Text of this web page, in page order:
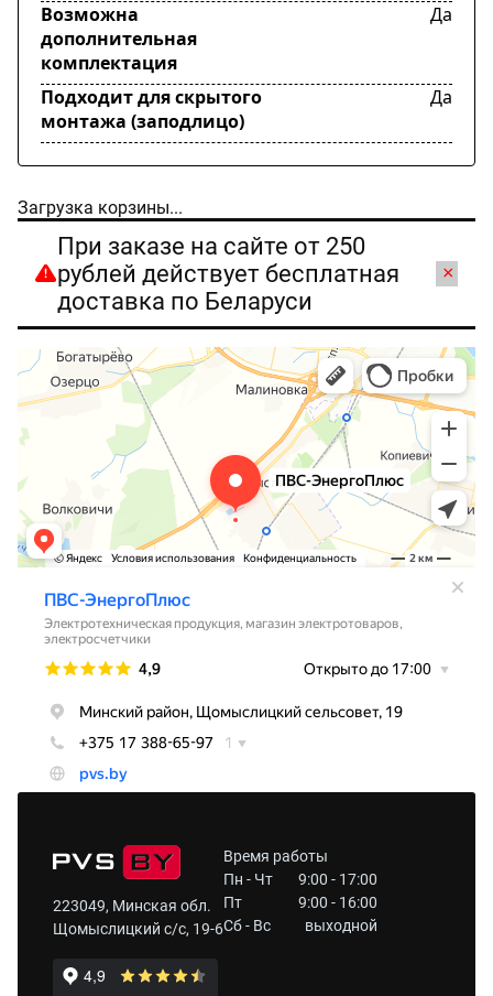
Возможна
дополнительная
комплектация
Да
Подходит для скрытого
монтажа (заподлицо)
Да
Загрузка корзины...
При заказе на сайте от 250
рублей действует бесплатная
доставка по Беларуси
×
223049, Минская обл.
Щомыслицкий с/с, 19-6
Время работы
Пн - Чт
9:00 - 17:00
Пт
9:00 - 16:00
Сб - Вс
выходной